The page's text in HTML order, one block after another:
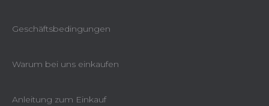
Geschäftsbedingungen
Warum bei uns einkaufen
Anleitung zum Einkauf